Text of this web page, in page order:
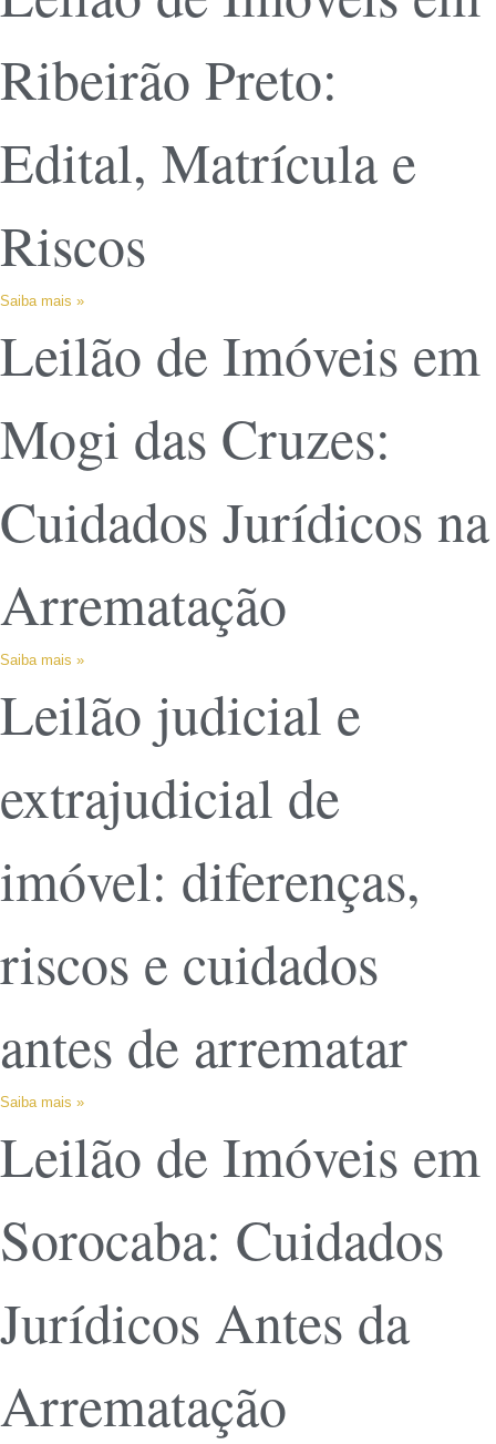
Ribeirão Preto:
Edital, Matrícula e
Riscos
Saiba mais »
Leilão de Imóveis em
Mogi das Cruzes:
Cuidados Jurídicos na
Arrematação
Saiba mais »
Leilão judicial e
extrajudicial de
imóvel: diferenças,
riscos e cuidados
antes de arrematar
Saiba mais »
Leilão de Imóveis em
Sorocaba: Cuidados
Jurídicos Antes da
Arrematação